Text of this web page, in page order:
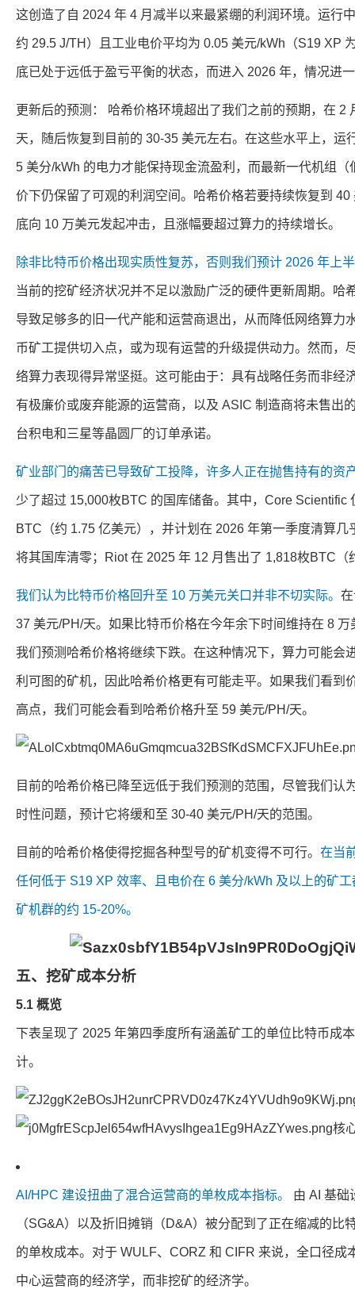
这创造了自 2024 年 4 月减半以来最紧绷的利润环境。运行
约 29.5 J/TH）且工业电价平均为 0.05 美元/kWh（S19 XP
底已处于远低于盈亏平衡的状态，而进入 2026 年，情况进
更新后的预测： 哈希价格环境超出了我们之前的预期，在 2
天，随后恢复到目前的 30-35 美元左右。在这些水平上，运
5 美分/kWh 的电力才能保持现金流盈利，而最新一代机组
价下仍保留了可观的利润空间。哈希价格若要持续恢复到
底向 10 万美元发起冲击，且涨幅要超过算力的持续增长。
除非比特币价格出现实质性复苏，否则我们预计 2026 年上
当前的挖矿经济状况并不足以激励广泛的硬件更新周期。哈
导致足够多的旧一代产能和运营商退出，从而降低网络算力
币矿工提供切入点，或为现有运营的升级提供动力。然而，
络算力表现得异常坚挺。这可能由于：具有战略任务而非经
有极廉价或废弃能源的运营商，以及 ASIC 制造商将未售出
台积电和三星等晶圆厂的订单承诺。
矿业部门的痛苦已导致矿工投降，许多人正在抛售持有的资
少了超过 15,000枚BTC 的国库储备。其中，Core Scientific
BTC（约 1.75 亿美元），并计划在 2026 年第一季度清算
将其国库清零；Riot 在 2025 年 12 月售出了 1,818枚BTC（
我们认为比特币价格回升至 10 万美元关口并非不切实际。
37 美元/PH/天。如果比特币价格在今年余下时间维持在 8
我们预测哈希价格将继续下跌。在这种情况下，算力可能会
利可图的矿机，因此哈希价格更有可能走平。如果我们看到
高点，我们可能会看到哈希价格升至 59 美元/PH/天。
目前的哈希价格已降至远低于我们预测的范围，尽管我们认
时性问题，预计它将缓和至 30-40 美元/PH/天的范围。
目前的哈希价格使得挖掘各种型号的矿机变得不可行。 在当
任何低于 S19 XP 效率、且电价在 6 美分/kWh 及以上的矿
矿机群的约 15-20%。
五、挖矿成本分析
5.1 概览
下表呈现了 2025 年第四季度所有涵盖矿工的单位比特币成
计。
核
AI/HPC 建设扭曲了混合运营商的单枚成本指标。 由 AI 基础
（SG&A）以及折旧摊销（D&A）被分配到了正在缩减的比
的单枚成本。对于 WULF、CORZ 和 CIFR 来说，全口径成
中心运营商的经济学，而非挖矿的经济学。